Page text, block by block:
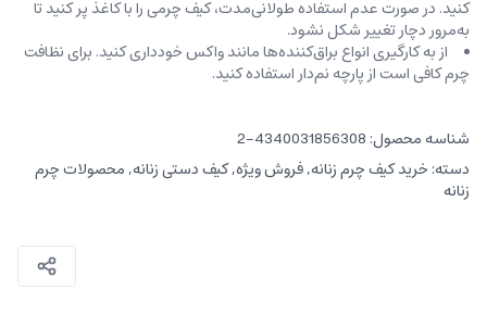
کنید. در صورت عدم استفاده طولانی‌مدت، کیف‌ چرمی را با کاغذ پر کنید تا
به‌مرور دچار تغییر شکل نشود.
از به کارگیری انواع براق‌کننده‌ها مانند واکس خودداری کنید. برای نظافت
چرم کافی است از پارچه‌ نم‌دار استفاده کنید.
شناسه محصول: 4340031856308-2
دسته: خرید کیف چرم زنانه,فروش ویژه,کیف دستی زنانه,محصولات چرم
زنانه